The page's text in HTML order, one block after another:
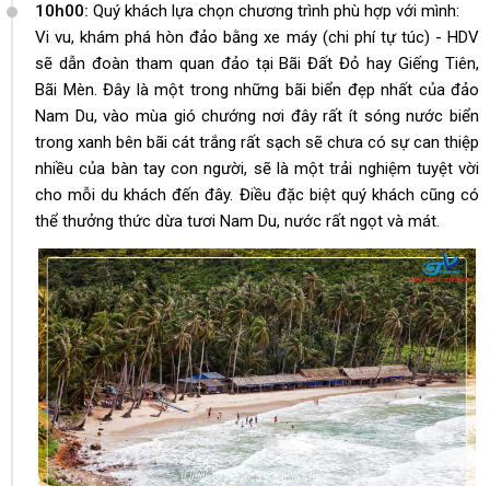
10h00: Quý khách lựa chọn chương trình phù hợp với mình:
Vi vu, khám phá hòn đảo bằng xe máy (chi phí tự túc) - HDV
sẽ dẫn đoàn tham quan đảo tại Bãi Đất Đỏ hay Giếng Tiên,
Bãi Mèn. Đây là một trong những bãi biển đẹp nhất của đảo
Nam Du, vào mùa gió chướng nơi đây rất ít sóng nước biển
trong xanh bên bãi cát trắng rất sạch sẽ chưa có sự can thiệp
nhiều của bàn tay con người, sẽ là một trải nghiệm tuyệt vời
cho mỗi du khách đến đây. Điều đặc biệt quý khách cũng có
thể thưởng thức dừa tươi Nam Du, nước rất ngọt và mát.